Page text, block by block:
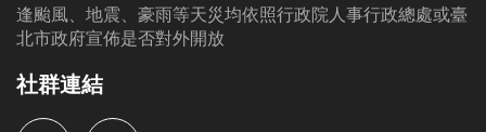
●電話洽詢 (02)2396-0300 球類舞蹈103、泳池105
逢颱風、地震、豪雨等天災均依照行政院人事行政總處或臺
北市政府宣佈是否對外開放
社群連結